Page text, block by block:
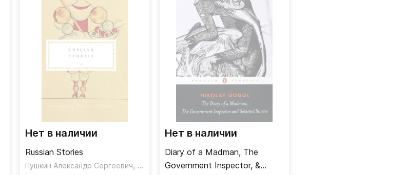
Нет в наличии
Russian Stories
Пушкин Александр Сергеевич, Гоголь Николай Васильевич,Lermontov Mikhail
Нет в наличии
Diary of a Madman, The
Government Inspector, &